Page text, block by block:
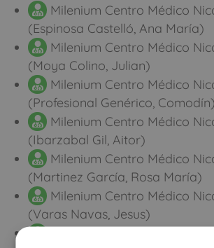
Milenium Centro Médico
(Espinosa Castelló, Ana María)
Milenium Centro Médico
(Moya Colino, Julian)
Milenium Centro Médico
(Profesional Genérico, Comodín)
Milenium Centro Médico
(Ibarzabal Gil, Aitor)
Milenium Centro Médico
(Martinez García, Rosa María)
Milenium Centro Médico
(Varas Navas, Jesus)